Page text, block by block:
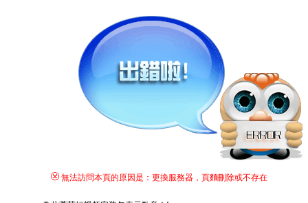
無法訪問本頁的原因是：更換服務器，頁麵刪除或不存在